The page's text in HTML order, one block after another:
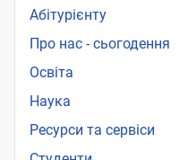
Абітурієнту
Про нас - сьогодення
Освіта
Наука
Ресурси та сервіси